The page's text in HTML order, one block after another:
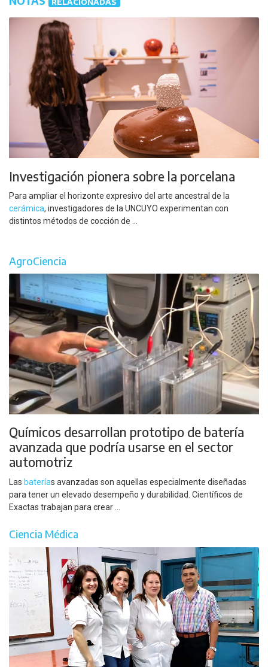
Investigación pionera sobre la porcelana
Para ampliar el horizonte expresivo del arte ancestral de la
cerámica, investigadores de la UNCUYO experimentan con
distintos métodos de cocción de ...
AgroCiencia
Químicos desarrollan prototipo de batería
avanzada que podría usarse en el sector
automotriz
Las baterías avanzadas son aquellas especialmente diseñadas
para tener un elevado desempeño y durabilidad. Científicos de
Exactas trabajan para crear ...
Ciencia Médica